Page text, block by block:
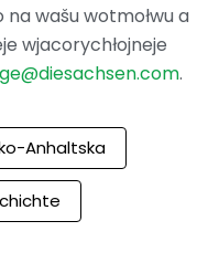
wašu wotmołwu a
wjacorychłojneje
.
Anhaltska